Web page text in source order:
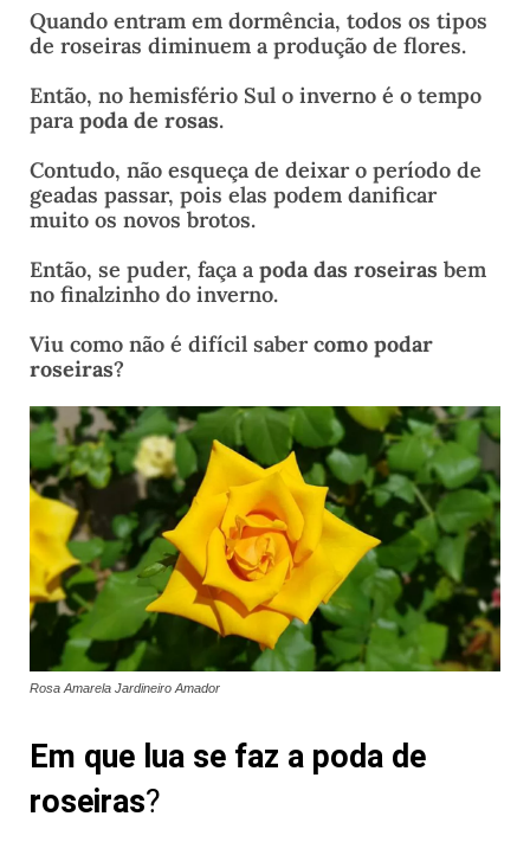
Quando entram em dormência, todos os tipos
de roseiras diminuem a produção de flores.
Então, no hemisfério Sul o inverno é o tempo
para poda de rosas.
Contudo, não esqueça de deixar o período de
geadas passar, pois elas podem danificar
muito os novos brotos.
Então, se puder, faça a poda das roseiras bem
no finalzinho do inverno.
Viu como não é difícil saber como podar
roseiras?
Rosa Amarela Jardineiro Amador
Em que lua se faz a poda de
roseiras?